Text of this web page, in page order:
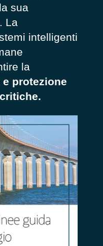
sua
La
intelligenti
la
protezione